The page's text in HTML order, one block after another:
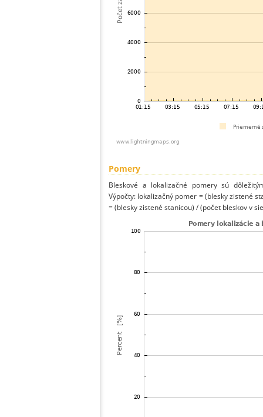
Pomery
Bleskové a lokalizačné pomery sú
Výpočty: lokalizačný pomer = (blesky zistené
= (blesky zistené stanicou) / (počet bleskov v